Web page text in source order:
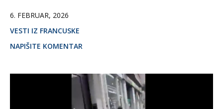
6. FEBRUAR, 2026
VESTI IZ FRANCUSKE
NAPIŠITE KOMENTAR